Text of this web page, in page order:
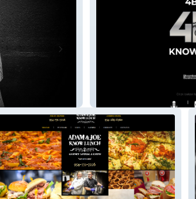
4biddenKnowledge